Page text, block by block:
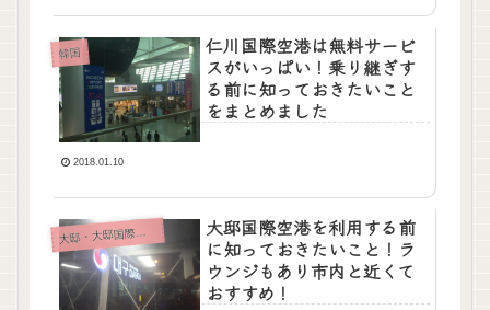
韓国
仁川国際空港は無料サービ
スがいっぱい！乗り継ぎす
る前に知っておきたいこと
をまとめました
2018.01.10
大
大邸国際空港を利用する前
に知っておきたいこと！ラ
ウンジもあり市内と近くて
おすすめ！